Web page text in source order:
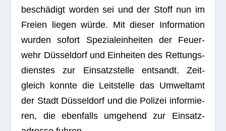
beschä­digt wor­den sei und der Stoff nun im
Freien lie­gen würde. Mit die­ser Infor­ma­tion
wur­den sofort Spe­zi­al­ein­hei­ten der Feu­er­
wehr Düs­sel­dorf und Ein­hei­ten des Ret­tungs­
diens­tes zur Ein­satz­stelle ent­sandt. Zeit­
gleich konnte die Leit­stelle das Umwelt­amt
der Stadt Düs­sel­dorf und die Poli­zei infor­mie­
ren, die eben­falls umge­hend zur Ein­satz­